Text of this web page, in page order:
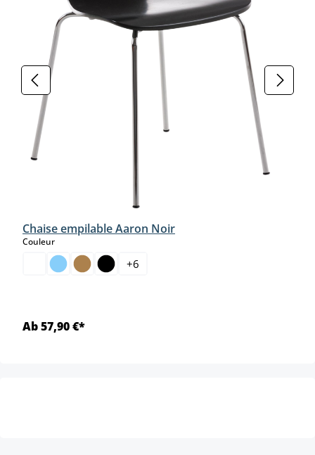
Chaise empilable Aaron Noir
Couleurselect
+6
Ab 57,90 €*